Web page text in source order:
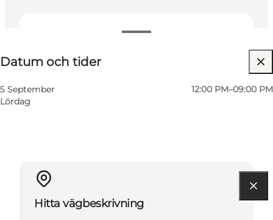
Datum och tider
5 September
Lördag
12:00 PM–09:00 PM
Besök webbplats
Hitta vägbeskrivning